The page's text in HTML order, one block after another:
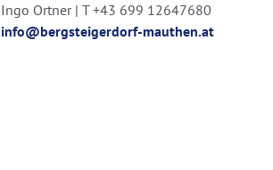
Ingo Ortner | T +43 699 12647680
info@bergsteigerdorf-mauthen.at